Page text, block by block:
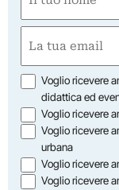
(Required)
First
(Required)
Opzioni
Voglio ricevere
didattica ed
Voglio ricevere
Voglio ricevere
urbana
Voglio ricevere
Voglio ricevere